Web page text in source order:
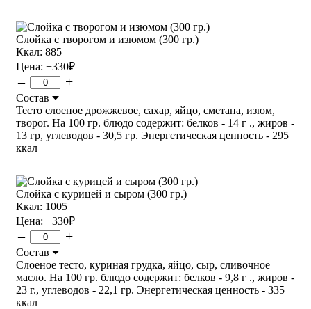
Слойка с творогом и изюмом (300 гр.)
Ккал: 885
Цена: +330₽
– +
Состав
Тесто слоеное дрожжевое, сахар, яйцо, сметана, изюм,
творог. На 100 гр. блюдо содержит: белков - 14 г ., жиров -
13 гр, углеводов - 30,5 гр. Энергетическая ценность - 295
ккал
Слойка с курицей и сыром (300 гр.)
Ккал: 1005
Цена: +330₽
– +
Состав
Слоеное тесто, куриная грудка, яйцо, сыр, сливочное
масло. На 100 гр. блюдо содержит: белков - 9,8 г ., жиров -
23 г., углеводов - 22,1 гр. Энергетическая ценность - 335
ккал